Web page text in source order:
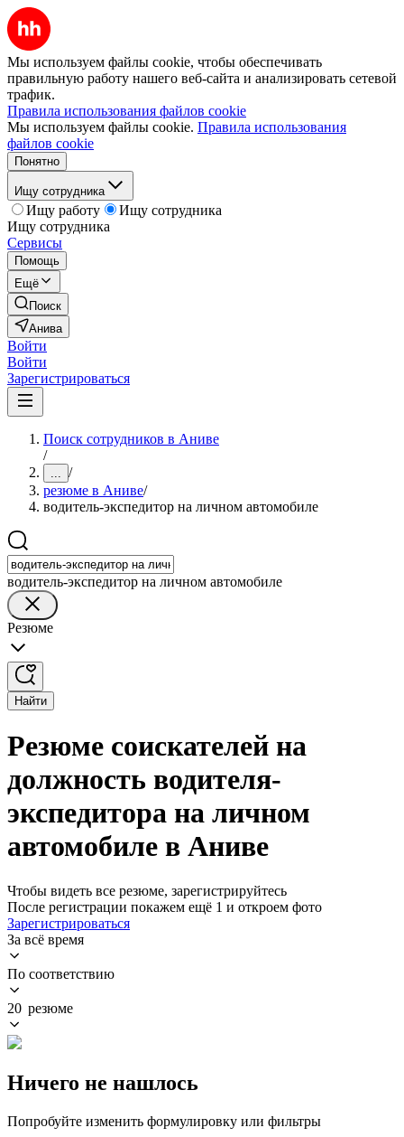
Мы используем файлы cookie, чтобы обеспечивать
правильную работу нашего веб-сайта и анализировать сетевой
трафик.
Правила использования файлов cookie
Мы используем файлы cookie. Правила использования
файлов cookie
Понятно
Ищу сотрудника
Ищу работу
Ищу сотрудника
Ищу сотрудника
Сервисы
Помощь
Ещё
Поиск
Анива
Войти
Войти
Зарегистрироваться
Поиск сотрудников в Аниве
/
... /
резюме в Аниве/
водитель-экспедитор на личном автомобиле
водитель-экспедитор на личном автомобиле
Резюме
Найти
Резюме соискателей на
должность водителя-
экспедитора на личном
автомобиле в Аниве
Чтобы видеть все резюме, зарегистрируйтесь
После регистрации покажем ещё 1 и откроем фото
Зарегистрироваться
За всё время
По соответствию
20 резюме
Ничего не нашлось
Попробуйте изменить формулировку или фильтры